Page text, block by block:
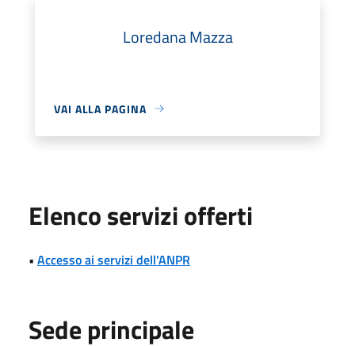
Loredana Mazza
VAI ALLA PAGINA
Elenco servizi offerti
• Accesso ai servizi dell'ANPR
Sede principale